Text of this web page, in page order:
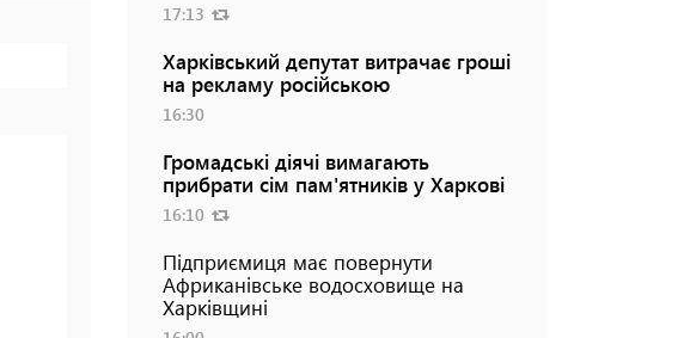
17:13
Харківський депутат витрачає гроші
на рекламу російською
16:30
Громадські діячі вимагають
прибрати сім пам'ятників у Харкові
16:10
Підприємиця має повернути
Африканівське водосховище на
Харківщині